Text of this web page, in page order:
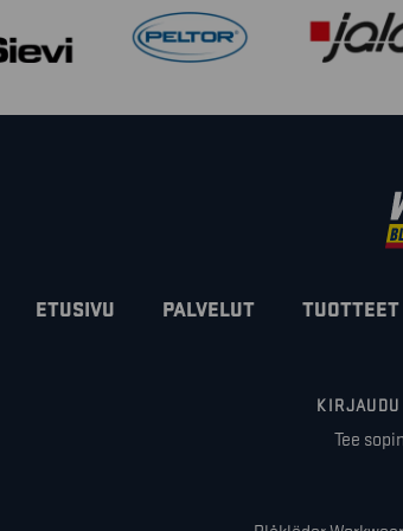
ETUSIVU PALVELUT TUOTTEET
Tee